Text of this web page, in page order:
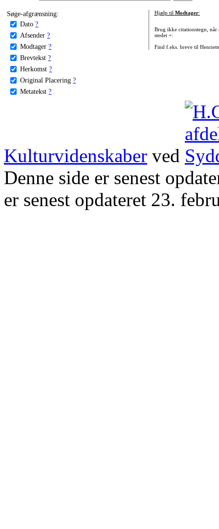
Søge-afgrænsning:
Dato ?
Afsender ?
Modtager ?
Brevtekst ?
Herkomst ?
Original Placering ?
Metatekst ?
Hjælp til Modtager:
Brug ikke citationstegn, når
stedet +:
Find f.eks. breve til
Kulturvidenskaber ved
Denne side er senest
er senest opdateret 23.